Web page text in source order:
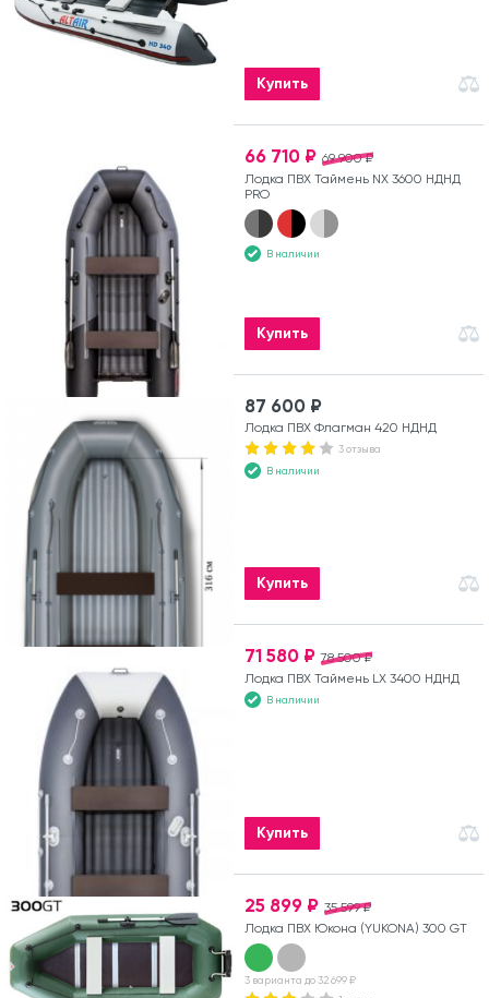
Купить
69 900 ₽
66 710 ₽
Лодка ПВХ Таймень NX 3600 НДНД
PRO
В наличии
Купить
87 600 ₽
Лодка ПВХ Флагман 420 НДНД
3 отзыва
В наличии
Купить
78 500 ₽
71 580 ₽
Лодка ПВХ Таймень LX 3400 НДНД
В наличии
Купить
35 599 ₽
25 899 ₽
Лодка ПВХ Юкона (YUKONA) 300 GT
3 варианта до 32 699 ₽